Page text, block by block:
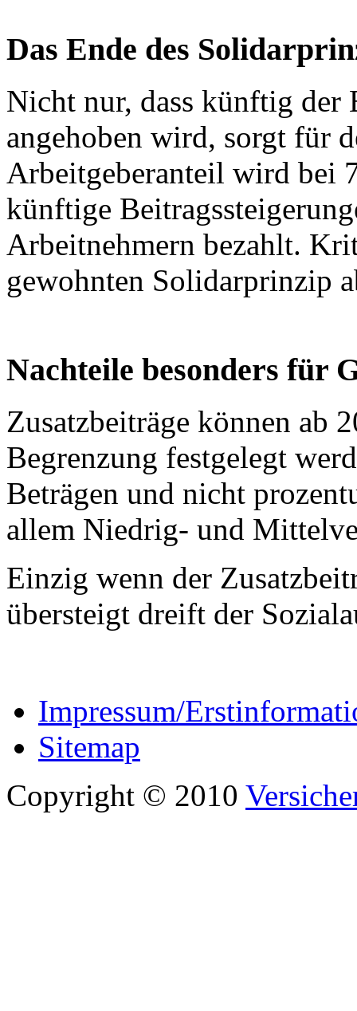
Das Ende des
Nicht nur, dass künftig der
angehoben wird, sorgt für
Arbeitgeberanteil wird bei
künftige
Arbeitnehmern bezahlt.
gewohnten Solidarprinzip
Nachteile besonders für
Zusatzbeiträge können ab
Begrenzung festgelegt
Beträgen und nicht
allem Niedrig- und
Einzig wenn der
übersteigt dreift der
Impressum/
Sitemap
Copyright © 2010